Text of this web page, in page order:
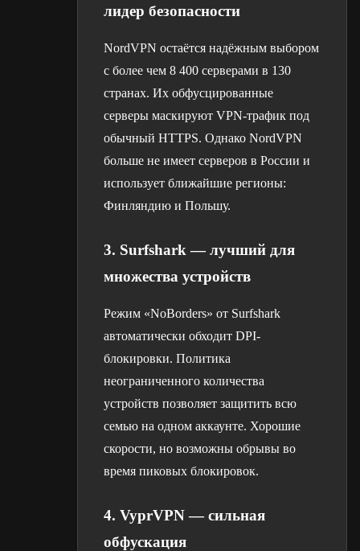
лидер безопасности
NordVPN остаётся надёжным выбором
с более чем 8 400 серверами в 130
странах. Их обфусцированные
серверы маскируют VPN-трафик под
обычный HTTPS. Однако NordVPN
больше не имеет серверов в России и
использует ближайшие регионы:
Финляндию и Польшу.
3. Surfshark — лучший для
множества устройств
Режим «NoBorders» от Surfshark
автоматически обходит DPI-
блокировки. Политика
неограниченного количества
устройств позволяет защитить всю
семью на одном аккаунте. Хорошие
скорости, но возможны обрывы во
время пиковых блокировок.
4. VyprVPN — сильная
обфускация